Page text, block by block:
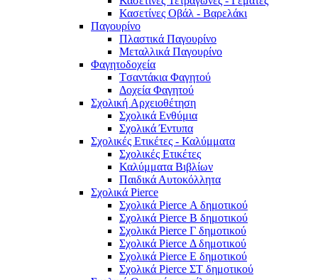
Κασετίνες Οβάλ - Βαρελάκι
Παγουρίνo
Πλαστικά Παγουρίνo
Μεταλλικά Παγουρίνo
Φαγητοδοχεία
Tσαντάκια Φαγητού
Δοχεία Φαγητού
Σχολική Aρχειοθέτηση
Σχολικά Ενθύμια
Σχολικά Έντυπα
Σχολικές Ετικέτες - Καλύμματα
Σχολικές Ετικέτες
Καλύμματα Βιβλίων
Παιδικά Αυτοκόλλητα
Σχολικά Pierce
Σχολικά Pierce Α δημοτικού
Σχολικά Pierce Β δημοτικού
Σχολικά Pierce Γ δημοτικού
Σχολικά Pierce Δ δημοτικού
Σχολικά Pierce Ε δημοτικού
Σχολικά Pierce ΣΤ δημοτικού